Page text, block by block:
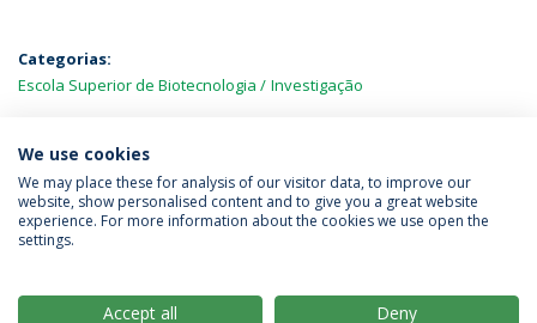
Categorias:
Escola Superior de Biotecnologia
Investigação
MAIS NOTÍCIAS
Política de Privacidade
Termos & Condições
We use cookies
We may place these for analysis of our visitor data, to improve our
website, show personalised content and to give you a great website
experience. For more information about the cookies we use open the
settings.
Accept all Deny